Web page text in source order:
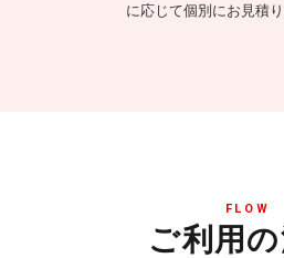
に応じて個別にお見積り
FLOW
ご利用